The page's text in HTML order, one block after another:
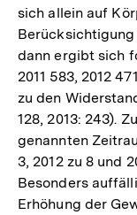
sich allein auf
dann ergibt sich
2011 583, 2012
zu den
128, 2013: 243).
genannten
3, 2012 zu 8 und
Besonders
Erhöhung der